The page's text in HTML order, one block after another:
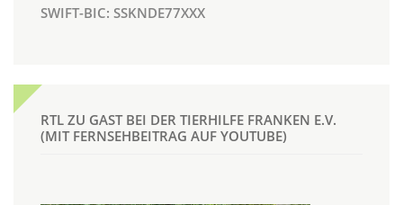
SWIFT-BIC: SSKNDE77XXX
RTL ZU GAST BEI DER TIERHILFE FRANKEN E.V.
(MIT FERNSEHBEITRAG AUF YOUTUBE)